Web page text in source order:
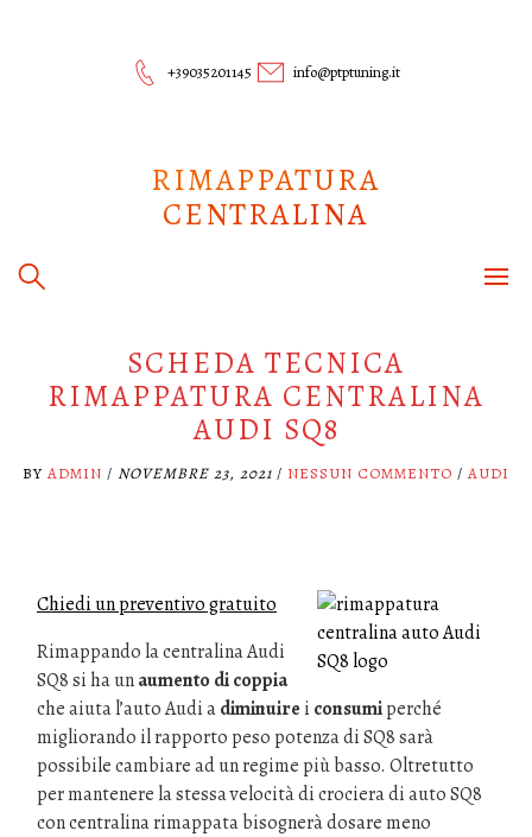
+39035201145 info@ptptuning.it
RIMAPPATURA
CENTRALINA
SCHEDA TECNICA
RIMAPPATURA CENTRALINA
AUDI SQ8
BY ADMIN / NOVEMBRE 23, 2021 / NESSUN COMMENTO / AUDI
Chiedi un preventivo gratuito
Rimappando la centralina Audi
SQ8 si ha unaumento di coppia
che aiuta l’auto Audi adiminuire i consumiperché
migliorando il rapporto peso potenza di SQ8 sarà
possibile cambiare ad un regime più basso. Oltretutto
per mantenere la stessa velocità di crociera di auto SQ8
con centralina rimappata bisognerà dosare meno